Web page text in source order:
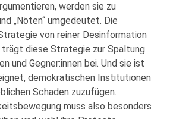
werden sie zu
„Nöten“ umgedeutet. Die
von reiner Desinformation
diese Strategie zur Spaltung
und Gegner:innen bei. Und sie ist
demokratischen Institutionen
Schaden zuzufügen.
muss also besonders